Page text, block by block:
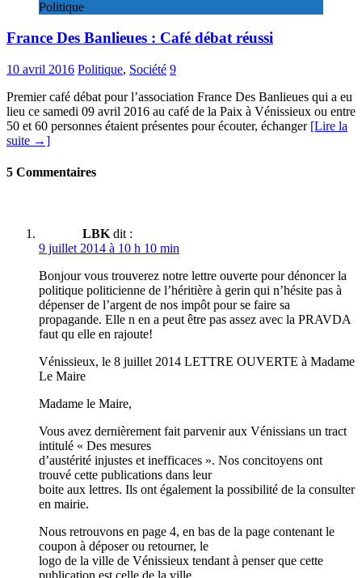
Politique
France Des Banlieues : Café débat réussi
10 avril 2016 Politique, Société 9
Premier café débat pour l’association France Des Banlieues qui a eu
lieu ce samedi 09 avril 2016 au café de la Paix à Vénissieux ou entre
50 et 60 personnes étaient présentes pour écouter, échanger [Lire la
suite →]
5 Commentaires
LBK dit :
9 juillet 2014 à 10 h 10 min
Bonjour vous trouverez notre lettre ouverte pour dénoncer la
politique politicienne de l’héritière à gerin qui n’hésite pas à
dépenser de l’argent de nos impôt pour se faire sa
propagande. Elle n en a peut être pas assez avec la PRAVDA
faut qu elle en rajoute!
Vénissieux, le 8 juillet 2014 LETTRE OUVERTE à Madame
Le Maire
Madame le Maire,
Vous avez dernièrement fait parvenir aux Vénissians un tract
intitulé « Des mesures
d’austérité injustes et inefficaces ». Nos concitoyens ont
trouvé cette publications dans leur
boite aux lettres. Ils ont également la possibilité de la consulter
en mairie.
Nous retrouvons en page 4, en bas de la page contenant le
coupon à déposer ou retourner, le
logo de la ville de Vénissieux tendant à penser que cette
publication est celle de la ville.